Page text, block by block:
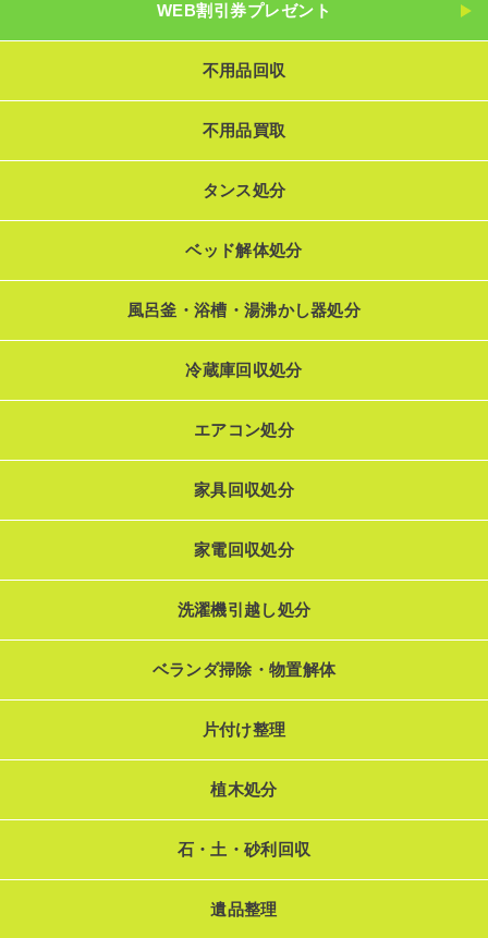
WEB割引券プレゼント
不用品回収
不用品買取
タンス処分
ベッド解体処分
風呂釜・浴槽・湯沸かし器処分
冷蔵庫回収処分
エアコン処分
家具回収処分
家電回収処分
洗濯機引越し処分
ベランダ掃除・物置解体
片付け整理
植木処分
石・土・砂利回収
遺品整理